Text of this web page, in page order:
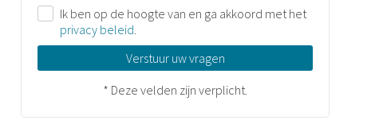
Ik ben op de hoogte van en ga akkoord met het
privacy beleid.
Verstuur uw vragen
* Deze velden zijn verplicht.